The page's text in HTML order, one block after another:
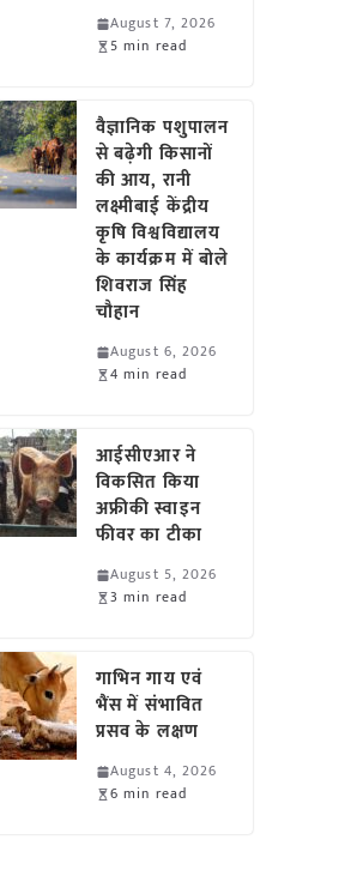
August 7, 2026
5 min read
वैज्ञानिक पशुपालन
से बढ़ेगी किसानों
की आय, रानी
लक्ष्मीबाई केंद्रीय
कृषि विश्वविद्यालय
के कार्यक्रम में बोले
शिवराज सिंह
चौहान
August 6, 2026
4 min read
आईसीएआर ने
विकसित किया
अफ्रीकी स्वाइन
फीवर का टीका
August 5, 2026
3 min read
गाभिन गाय एवं
भैंस में संभावित
प्रसव के लक्षण
August 4, 2026
6 min read